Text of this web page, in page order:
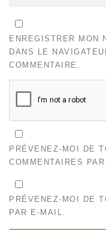
ENREGISTRER MON
DANS LE
COMMENTAIRE.
PRÉVENEZ-MOI DE
COMMENTAIRES PAR
PRÉVENEZ-MOI DE
PAR E-MAIL.